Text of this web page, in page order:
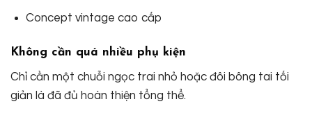
Concept vintage cao cấp
Không cần quá nhiều phụ kiện
Chỉ cần một chuỗi ngọc trai nhỏ hoặc đôi bông tai tối
giản là đã đủ hoàn thiện tổng thể.